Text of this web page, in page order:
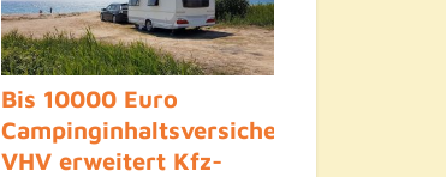
Bis 10000 Euro
Campinginhaltsversicherung:
VHV erweitert Kfz-